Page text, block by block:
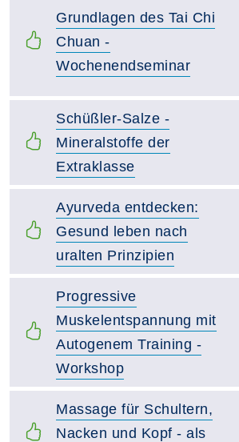
Grundlagen des Tai Chi
Chuan -
Wochenendseminar
Schüßler-Salze -
Mineralstoffe der
Extraklasse
Ayurveda entdecken:
Gesund leben nach
uralten Prinzipien
Progressive
Muskelentspannung mit
Autogenem Training -
Workshop
Massage für Schultern,
Nacken und Kopf - als